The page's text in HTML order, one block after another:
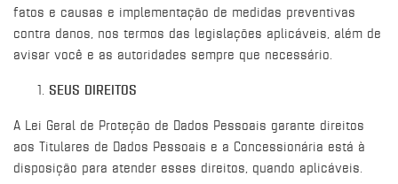
fatos e causas e implementação de medidas preventivas
contra danos, nos termos das legislações aplicáveis, além de
avisar você e as autoridades sempre que necessário.
SEUS DIREITOS
A Lei Geral de Proteção de Dados Pessoais garante direitos
aos Titulares de Dados Pessoais e a Concessionária está à
disposição para atender esses direitos, quando aplicáveis.